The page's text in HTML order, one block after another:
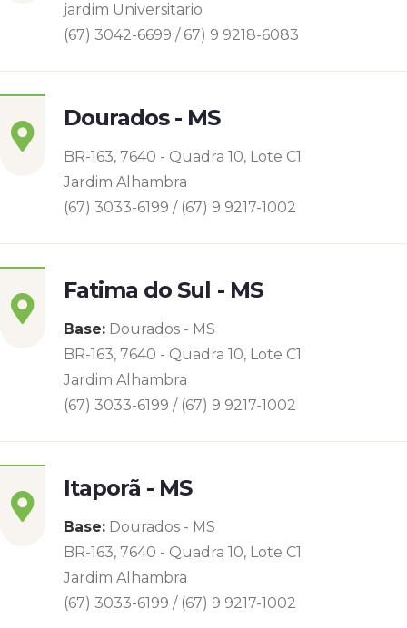
jardim Universitario
(67) 3042-6699 / 67) 9 9218-6083
Dourados - MS
BR-163, 7640 - Quadra 10, Lote C1
Jardim Alhambra
(67) 3033-6199 / (67) 9 9217-1002
Fatima do Sul - MS
Base: Dourados - MS
BR-163, 7640 - Quadra 10, Lote C1
Jardim Alhambra
(67) 3033-6199 / (67) 9 9217-1002
Itaporã - MS
Base: Dourados - MS
BR-163, 7640 - Quadra 10, Lote C1
Jardim Alhambra
(67) 3033-6199 / (67) 9 9217-1002